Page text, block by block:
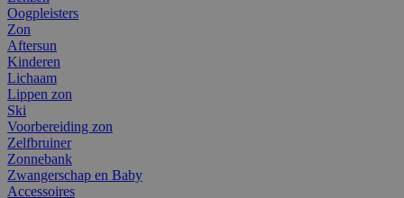
Oogpleisters
Zon
Aftersun
Kinderen
Lichaam
Lippen zon
Ski
Voorbereiding zon
Zelfbruiner
Zonnebank
Zwangerschap en Baby
Accessoires